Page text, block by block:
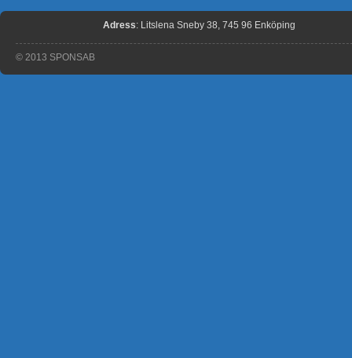
Adress: Litslena Sneby 38, 745 96 Enköping
© 2013 SPONSAB